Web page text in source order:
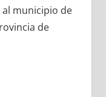
municipio dе
dе